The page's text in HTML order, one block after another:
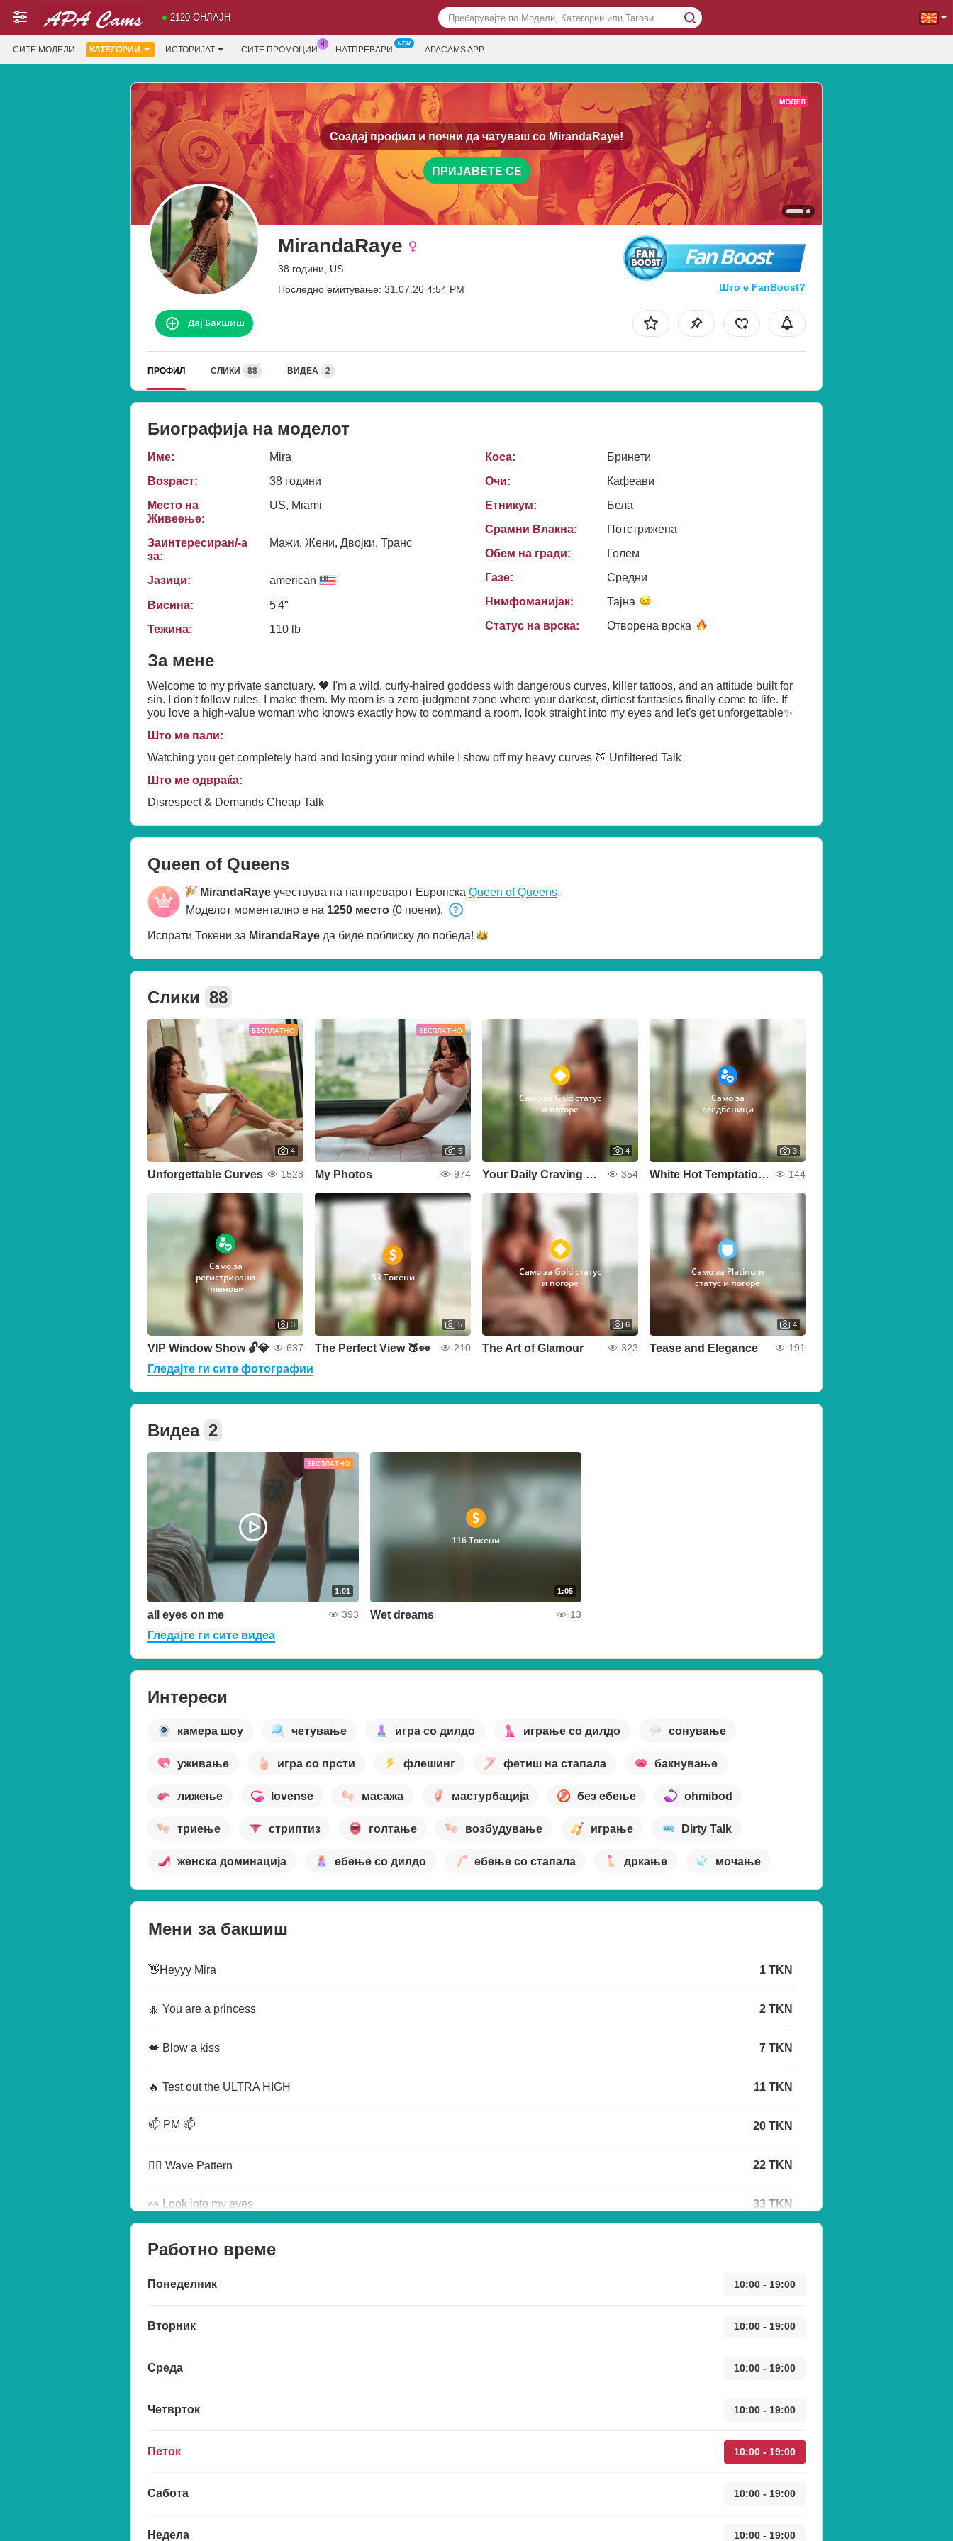
2120 ОНЛАЈН
СИТЕ МОДЕЛИ КАТЕГОРИИ ИСТОРИЈАТ СИТЕ ПРОМОЦИИ НАТПРЕВАРИ APACAMS APP
Создај профил и почни да чатуваш со MirandaRaye!
ПРИЈАВЕТЕ СЕ
MirandaRaye
38 години, US
Последно емитување: 31.07.26 4:54 PM
Fan Boost
Што е FanBoost?
Дај Бакшиш
ПРОФИЛ СЛИКИ 88 ВИДЕА 2
Биографија на моделот
Име:
Mira
Возраст:
38 години
Место на
Живеење:
US, Miami
Заинтересиран/-а
за:
Мажи, Жени, Двојки, Транс
Јазици: american
Висина:
5'4"
Тежина:
110 lb
Коса:
Бринети
Очи:
Кафеави
Етникум:
Бела
Срамни Влакна:
Потстрижена
Обем на гради:
Голем
Газе:
Средни
Нимфоманијак:
Тајна
Статус на врска:
Отворена врска
За мене
Welcome to my private sanctuary. 🖤 I'm a wild, curly-haired goddess with dangerous curves, killer tattoos, and an attitude built for
sin. I don't follow rules, I make them. My room is a zero-judgment zone where your darkest, dirtiest fantasies finally come to life. If
you love a high-value woman who knows exactly how to command a room, look straight into my eyes and let's get unforgettable✨
Што ме пали:
Watching you get completely hard and losing your mind while I show off my heavy curves 🍑 Unfiltered Talk
Што ме одвраќа:
Disrespect & Demands Cheap Talk
Queen of Queens
MirandaRaye учествува на натпреварот Европска Queen of Queens.
Моделот моментално е на 1250 место (0 поени).
Испрати Токени за MirandaRaye да биде поблиску до победа!
Слики 88
БЕСПЛАТНО
4
Unforgettable Curves 1528
БЕСПЛАТНО
5
My Photos 974
Само за Gold статус
и погоре
4
Your Daily Craving 🍒🔞 354
Само за
следбеници
3
White Hot Temptation 🔥🕊️ 144
Само за
регистрирани
членови
3
VIP Window Show 🔓💎 637
53 Токени
5
The Perfect View 🍑👀 210
Само за Gold статус
и погоре
6
The Art of Glamour 323
Само за Platinum
статус и погоре
4
Tease and Elegance 191
Гледајте ги сите фотографии
Видеа 2
БЕСПЛАТНО
1:01
all eyes on me 393
1:05
116 Токени
Wet dreams 13
Гледајте ги сите видеа
Интереси
камера шоу четување игра со дилдо играње со дилдо сонување
уживање игра со прсти флешинг фетиш на стапала бакнување
лижење lovense масажа мастурбација без ебење ohmibod
триење стриптиз голтање возбудување играње Dirty Talk
женска доминација ебење со дилдо ебење со стапала дркање мочање
Мени за бакшиш
👋Heyyy Mira 1 TKN
🎀 You are a princess 2 TKN
💋 Blow a kiss 7 TKN
🔥 Test out the ULTRA HIGH 11 TKN
📫 PM 📫 20 TKN
🏄‍♂️ Wave Pattern 22 TKN
👀 Look into my eyes 33 TKN
Работно време
Понеделник 10:00 - 19:00
Вторник 10:00 - 19:00
Среда 10:00 - 19:00
Четврток 10:00 - 19:00
Петок 10:00 - 19:00
Сабота 10:00 - 19:00
Недела 10:00 - 19:00